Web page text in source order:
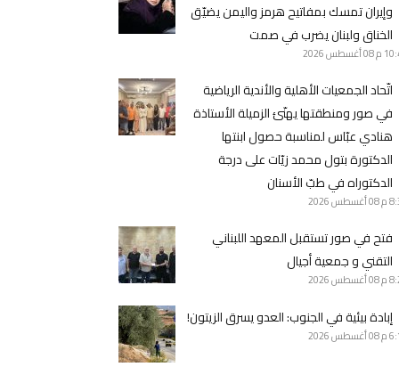
وإيران تمسك بمفاتيح هرمز واليمن يضيّق
الخناق ولبنان يضرب في صمت
م 08 أغسطس 2026
اتّحاد الجمعيات الأهلية والأندية الرياضية
في صور ومنطقتها يهنّئ الزميلة الأستاذة
هنادي عبّاس لمناسبة حصول ابنتها
الدكتورة بتول محمد زيّات على درجة
الدكتوراه في طبّ الأسنان
م 08 أغسطس 2026
فتح في صور تستقبل المعهد اللبناني
التقني و جمعية أجيال
م 08 أغسطس 2026
إبادة بيئية في الجنوب: العدو يسرق الزيتون!
م 08 أغسطس 2026